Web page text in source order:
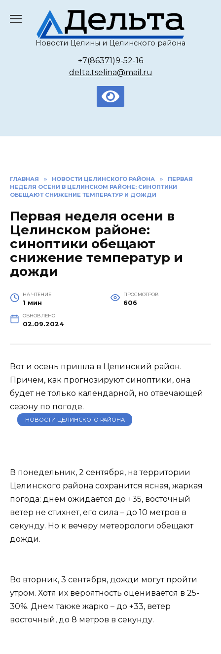
содержанию
Новости Целины и Целинского района
+7(86371)9-52-16
delta.tselina@mail.ru
ГЛАВНАЯ » НОВОСТИ ЦЕЛИНСКОГО РАЙОНА »
ПЕРВАЯ
НЕДЕЛЯ ОСЕНИ В ЦЕЛИНСКОМ РАЙОНЕ: СИНОПТИКИ
ОБЕЩАЮТ СНИЖЕНИЕ ТЕМПЕРАТУР И ДОЖДИ
Первая неделя осени в
Целинском районе:
синоптики обещают
снижение температур и
дожди
НА ЧТЕНИЕ
1 мин
ПРОСМОТРОВ
606
ОБНОВЛЕНО
02.09.2024
Вот и осень пришла в Целинский район.
Причем, как прогнозируют синоптики, она
будет не только календарной, но отвечающей
сезону по погоде.
НОВОСТИ ЦЕЛИНСКОГО РАЙОНА
В понедельник, 2 сентября, на территории
Целинского района сохранится ясная, жаркая
погода: днем ожидается до +35, восточный
ветер не стихнет, его сила – до 10 метров в
секунду. Но к вечеру метеорологи обещают
дожди.
Во вторник, 3 сентября, дожди могут пройти
утром. Хотя их вероятность оценивается в 25-
30%. Днем также жарко – до +33, ветер
восточный, до 8 метров в секунду.